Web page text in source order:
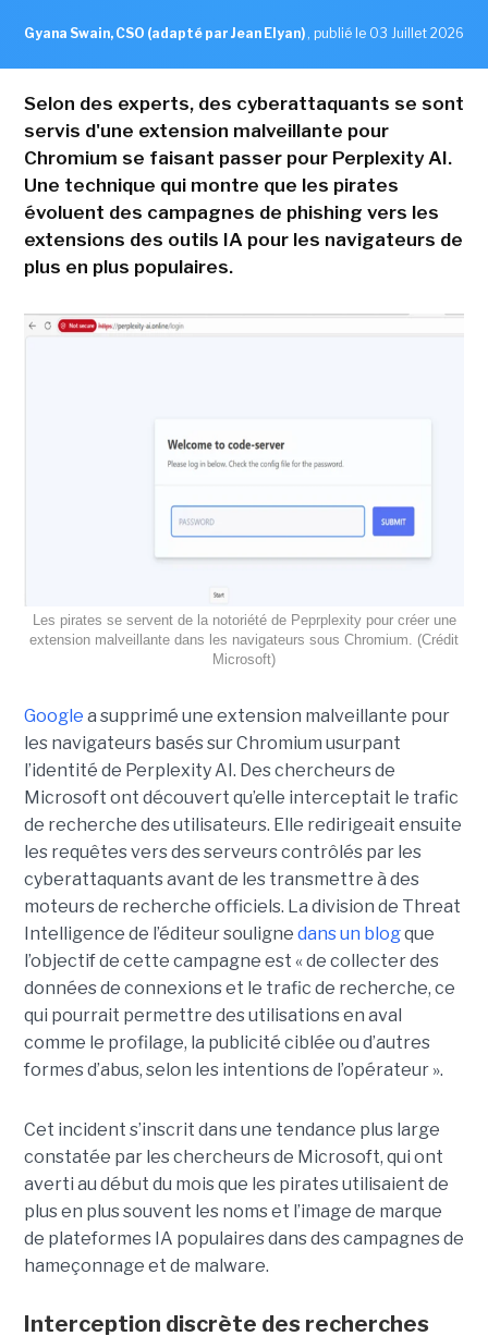
Gyana Swain, CSO (adapté par Jean Elyan) , publié le 03 Juillet 2026
Selon des experts, des cyberattaquants se sont
servis d'une extension malveillante pour
Chromium se faisant passer pour Perplexity AI.
Une technique qui montre que les pirates
évoluent des campagnes de phishing vers les
extensions des outils IA pour les navigateurs de
plus en plus populaires.
Les pirates se servent de la notoriété de Peprplexity pour créer une
extension malveillante dans les navigateurs sous Chromium. (Crédit
Microsoft)
Google a supprimé une extension malveillante pour
les navigateurs basés sur Chromium usurpant
l’identité de Perplexity AI. Des chercheurs de
Microsoft ont découvert qu’elle interceptait le trafic
de recherche des utilisateurs. Elle redirigeait ensuite
les requêtes vers des serveurs contrôlés par les
cyberattaquants avant de les transmettre à des
moteurs de recherche officiels. La division de Threat
Intelligence de l’éditeur souligne dans un blogque
l’objectif de cette campagne est « de collecter des
données de connexions et le trafic de recherche, ce
qui pourrait permettre des utilisations en aval
comme le profilage, la publicité ciblée ou d’autres
formes d’abus, selon les intentions de l’opérateur ».
Cet incident s’inscrit dans une tendance plus large
constatée par les chercheurs de Microsoft, qui ont
averti au début du mois que les pirates utilisaient de
plus en plus souvent les noms et l’image de marque
de plateformes IA populaires dans des campagnes de
hameçonnage et de malware.
Interception discrète des recherches